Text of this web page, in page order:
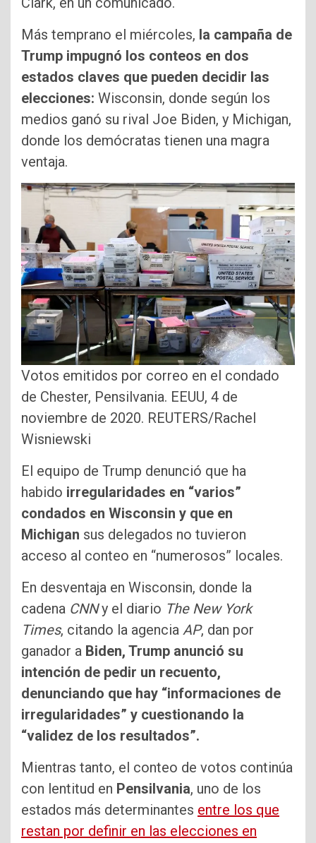
Más temprano el miércoles, la campaña de
Trump impugnó los conteos en dos
estados claves que pueden decidir las
elecciones: Wisconsin, donde según los
medios ganó su rival Joe Biden, y Michigan,
donde los demócratas tienen una magra
ventaja.
Votos emitidos por correo en el condado
de Chester, Pensilvania. EEUU, 4 de
noviembre de 2020. REUTERS/Rachel
Wisniewski
El equipo de Trump denunció que ha
habido irregularidades en “varios”
condados en Wisconsin y que en
Michigan sus delegados no tuvieron
acceso al conteo en “numerosos” locales.
En desventaja en Wisconsin, donde la
cadena CNNy el diario The New York
Times, citando la agencia AP, dan por
ganador a Biden, Trump anunció su
intención de pedir un recuento,
denunciando que hay “informaciones de
irregularidades” y cuestionando la
“validez de los resultados”.
Mientras tanto, el conteo de votos continúa
con lentitud en Pensilvania, uno de los
estados más determinantes entre los que
restan por definir en las elecciones en